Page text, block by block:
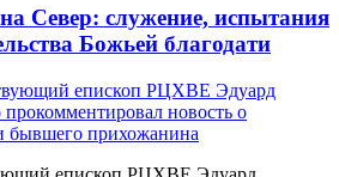
Север: служение, испытания
Божьей благодати